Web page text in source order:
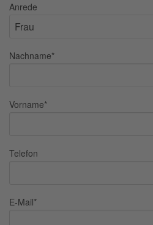
Anrede
Nachname*
Vorname*
Telefon
E-Mail*